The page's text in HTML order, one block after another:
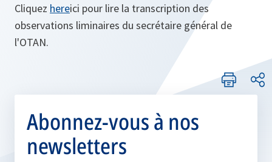
Cliquez hereici pour lire la transcription des
observations liminaires du secrétaire général de
l'OTAN.
Abonnez-vous à nos
newsletters